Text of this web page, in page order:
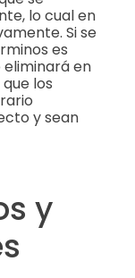
lo cual en
Si se
es
eliminará en
los
y sean
y